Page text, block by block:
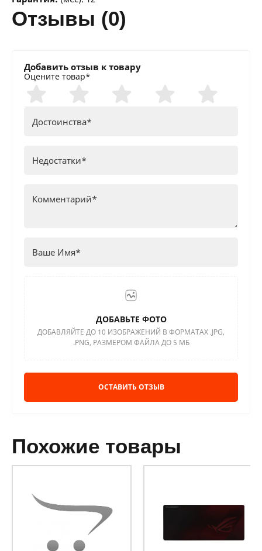
отзывы (0)
Добавить отзыв к товару
Оцените товар*
ДОБАВЬТЕ ФОТО
ДОБАВЛЯЙТЕ ДО 10 ИЗОБРАЖЕНИЙ В ФОРМАТАХ .JPG,
.PNG, РАЗМЕРОМ ФАЙЛА ДО 5 МБ
ОСТАВИТЬ ОТЗЫВ
похожие товары